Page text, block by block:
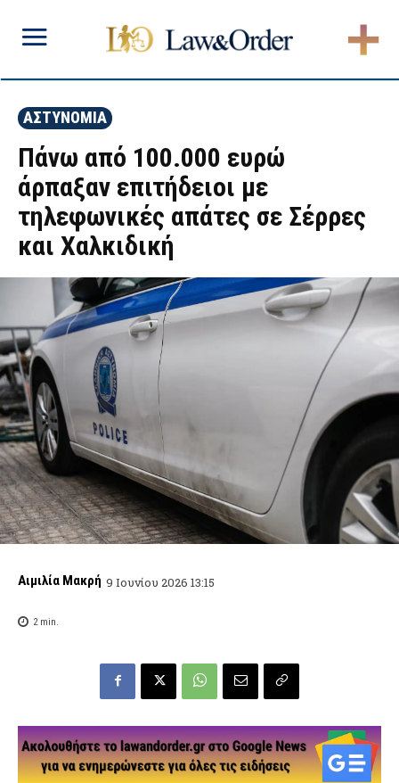
ΑΣΤΥΝΟΜΙΑ
Πάνω από 100.000 ευρώ
άρπαξαν επιτήδειοι με
τηλεφωνικές απάτες σε Σέρρες
και Χαλκιδική
Αιμιλία Μακρή 9 Ιουνίου 2026 13:15
2min.